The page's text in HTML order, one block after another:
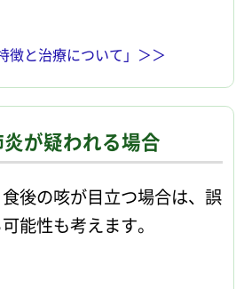
と治療について」＞＞
が疑われる場合
後の咳が目立つ場合は、誤
能性も考えます。